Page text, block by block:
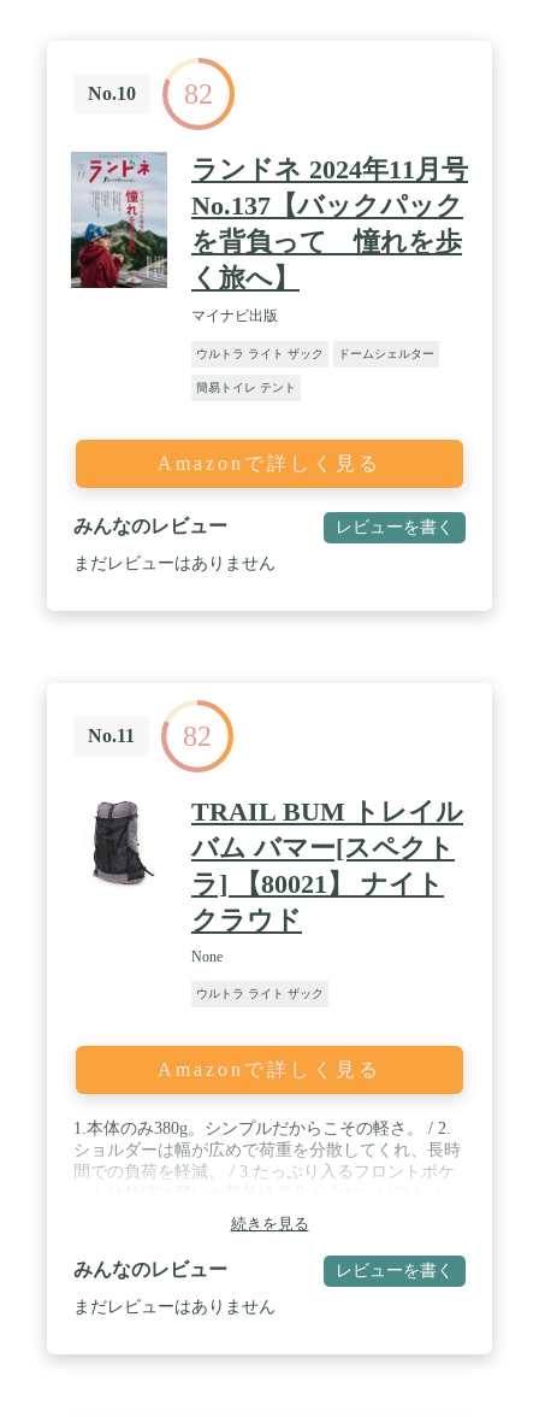
No.10 82
ランドネ 2024年11月号
No.137【バックパック
を背負って 憧れを歩
く旅へ】
マイナビ出版
ウルトラ ライト ザック ドームシェルター
簡易トイレ テント
Amazonで詳しく見る
みんなのレビュー レビューを書く
まだレビューはありません
No.11 82
TRAIL BUM トレイル
バム バマー[スペクト
ラ] 【80021】 ナイト
クラウド
None
ウルトラ ライト ザック
Amazonで詳しく見る
1.本体のみ380g。シンプルだからこその軽さ。 / 2.
ショルダーは幅が広めで荷重を分散してくれ、長時
間での負荷を軽減。 / 3.たっぷり入るフロントポケ
シュ。 / 4.手の届きやすさにこだわったサイドポケ
続きを見る
みんなのレビュー レビューを書く
まだレビューはありません